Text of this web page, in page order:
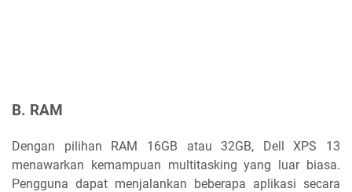
B. RAM
Dengan pilihan RAM 16GB atau 32GB, Dell XPS 13
menawarkan kemampuan multitasking yang luar biasa.
Pengguna dapat menjalankan beberapa aplikasi secara